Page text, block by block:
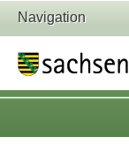
Navigation